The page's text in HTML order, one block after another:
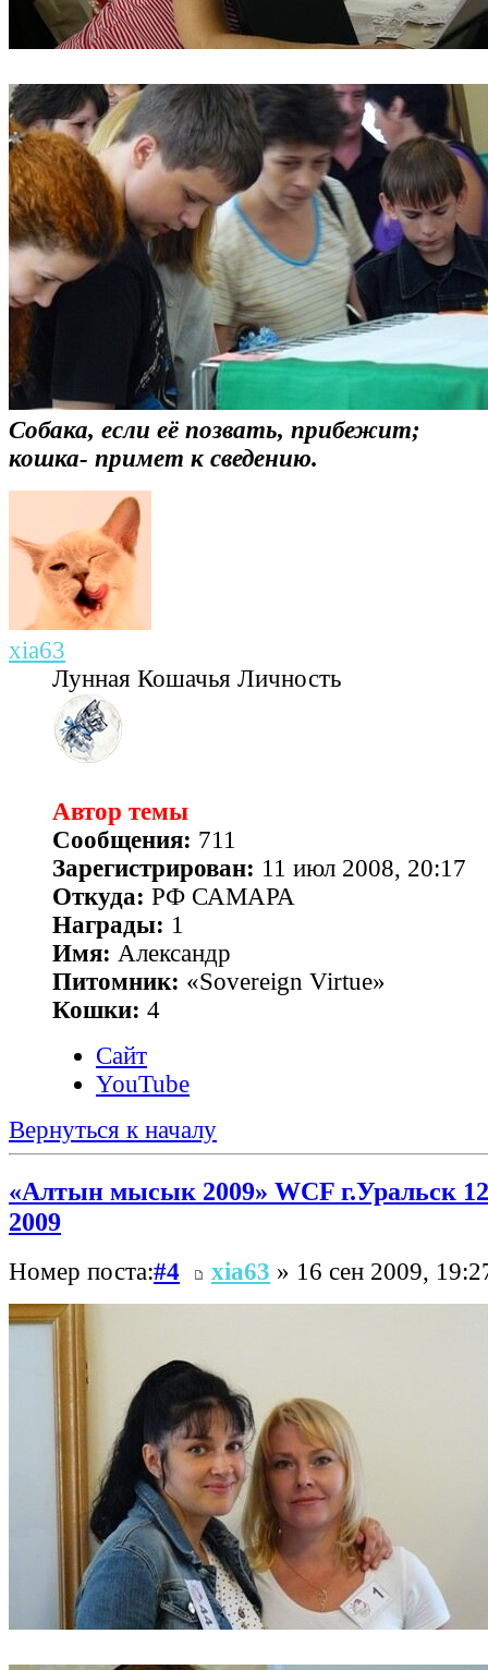
Собака, если её позвать, прибежит;
кошка- примет к сведению.
xia63
Лунная Кошачья Личность
Автор темы
Сообщения: 711
Зарегистрирован: 11 июл 2008, 20:17
Откуда: РФ САМАРА
Награды: 1
Имя: Александр
Питомник: «Sovereign Virtue»
Кошки: 4
Сайт
YouTube
Вернуться к началу
«Алтын мысык 2009» WCF г.Уральск
2009
Номер поста:#4 xia63 » 16 сен 2009,